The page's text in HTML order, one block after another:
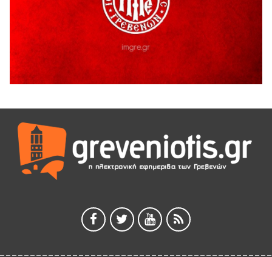
ΑΗ ΛΑΟΣ | 5 Αυγούστου | Υπαίθριο Θέατρο “Καστράκι”,
41η Γιορτή Κρασιού στο Τρίκωμο – «Γιορτή Παράδοσης»
5 Αυγούστου 2026
ΕΥΧΑΡΙΣΤΙΕΣ Φυσιολατρικού Συλλόγου Γρεβενών
4 Αυγούστου 2026
Έκτακτη χρηματοδότηση 400.000€ για επιπλέον εργασίες